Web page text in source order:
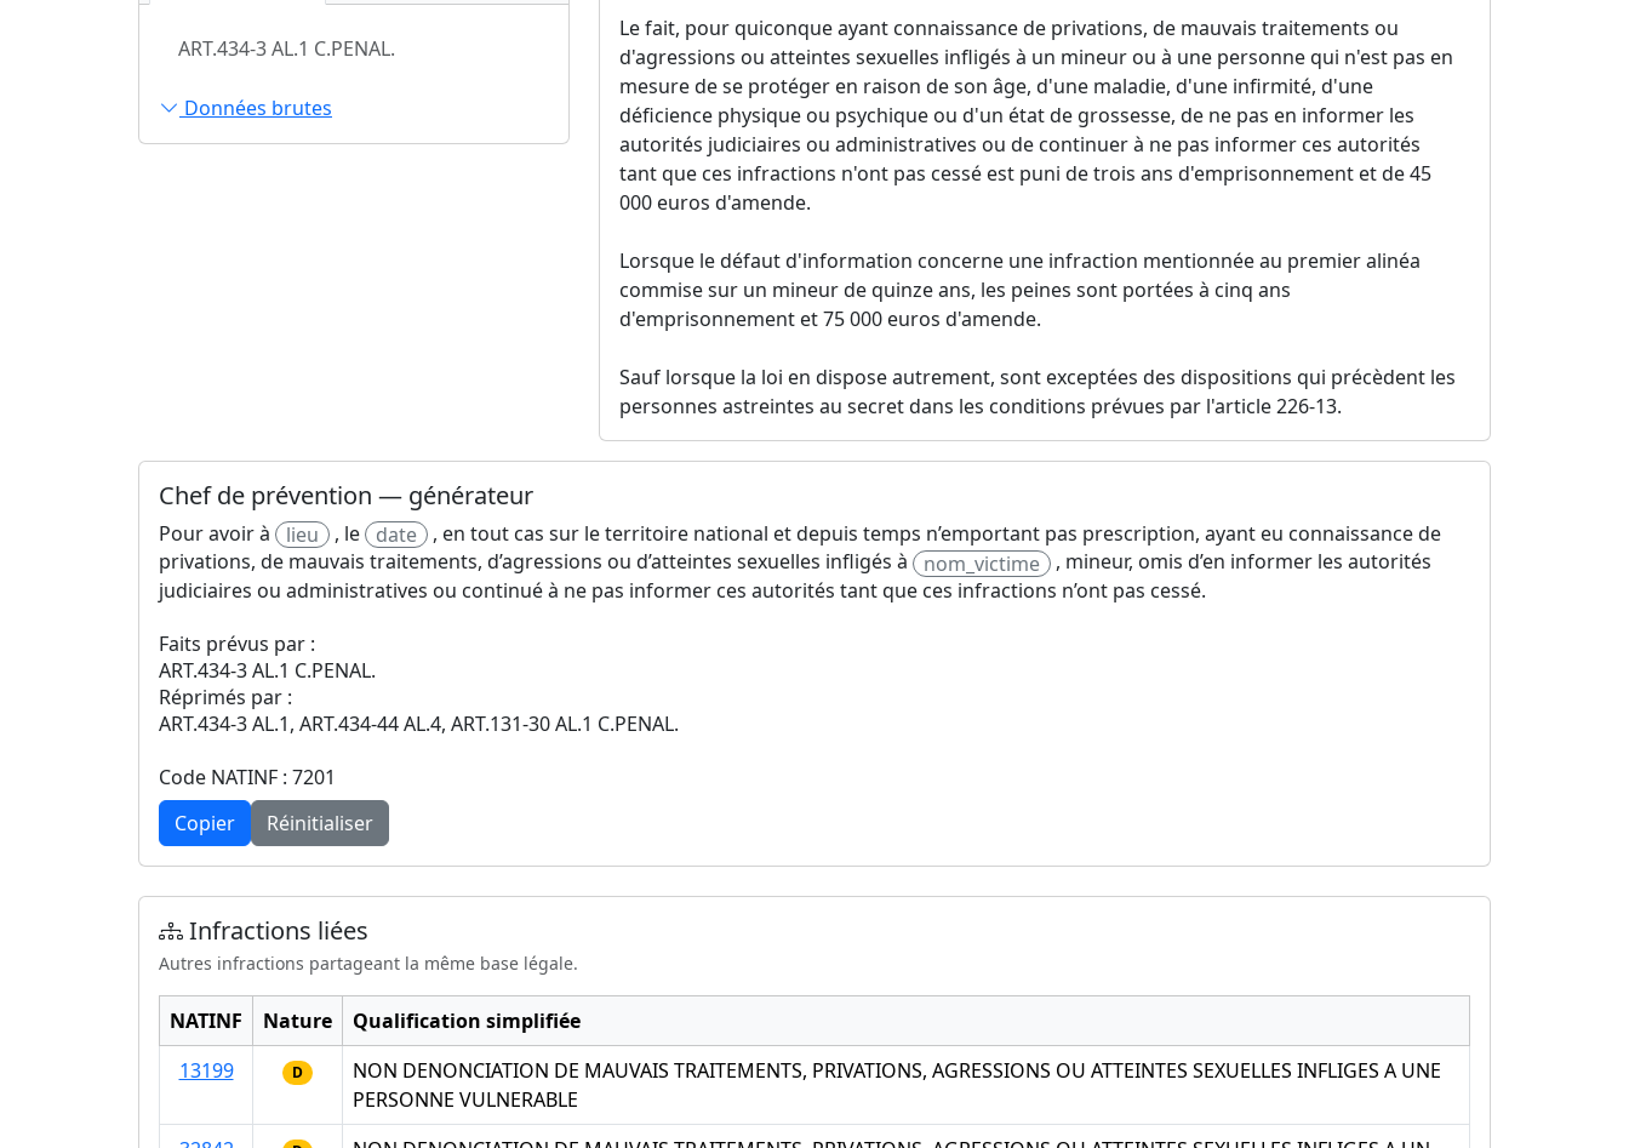
ART.434-3 AL.1 C.PENAL.
Données brutes
Le fait, pour quiconque ayant connaissance de privations, de mauvais traitements ou
d'agressions ou atteintes sexuelles infligés à un mineur ou à une personne qui n'est pas en
mesure de se protéger en raison de son âge, d'une maladie, d'une infirmité, d'une
déficience physique ou psychique ou d'un état de grossesse, de ne pas en informer les
autorités judiciaires ou administratives ou de continuer à ne pas informer ces autorités
tant que ces infractions n'ont pas cessé est puni de trois ans d'emprisonnement et de 45
000 euros d'amende.
Lorsque le défaut d'information concerne une infraction mentionnée au premier alinéa
commise sur un mineur de quinze ans, les peines sont portées à cinq ans
d'emprisonnement et 75 000 euros d'amende.
Sauf lorsque la loi en dispose autrement, sont exceptées des dispositions qui précèdent les
personnes astreintes au secret dans les conditions prévues par l'article 226-13.
Chef de prévention — générateur
Pour avoir à lieu , le date
, en tout cas sur le territoire national et depuis temps n’emportant pas prescription, ayant eu connaissance de
privations, de mauvais traitements, d’agressions ou d’atteintes sexuelles infligés à
nom_victime
, mineur, omis d’en informer les autorités
judiciaires ou administratives ou continué à ne pas informer ces autorités tant que ces infractions n’ont pas cessé.
Faits prévus par :
ART.434-3 AL.1 C.PENAL.
Réprimés par :
ART.434-3 AL.1, ART.434-44 AL.4, ART.131-30 AL.1 C.PENAL.
Code NATINF : 7201
Copier
Réinitialiser
Infractions liées
Autres infractions partageant la même base légale.
NATINF Nature
Qualification simplifiée
13199
D
NON DENONCIATION DE MAUVAIS TRAITEMENTS, PRIVATIONS, AGRESSIONS OU ATTEINTES SEXUELLES INFLIGES A UNE
PERSONNE VULNERABLE